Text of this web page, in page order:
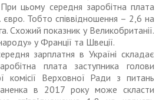
цьому середня заробітна плата
євро. Тобто співвідношення – 2,6 на
Схожий показник у Великобританії.
у Франції та Швеції.
зарплатня в Україні складає
плата заступника голови
комісії Верховної Ради з питань
в 2017 року може скласти